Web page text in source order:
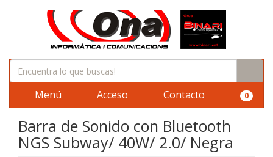
Menú Acceso Contacto 0
Barra de Sonido con Bluetooth
NGS Subway/ 40W/ 2.0/ Negra